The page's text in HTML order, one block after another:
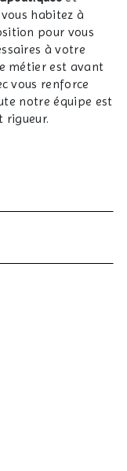
habitez à
pour vous
à votre
métier est avant
vous renforce
notre équipe est
rigueur.